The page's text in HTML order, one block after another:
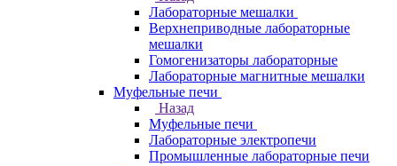
Лабораторные мешалки
Верхнеприводные лабораторные
мешалки
Гомогенизаторы лабораторные
Лабораторные магнитные мешалки
Муфельные печи
Назад
Муфельные печи
Лабораторные электропечи
Промышленные лабораторные печи